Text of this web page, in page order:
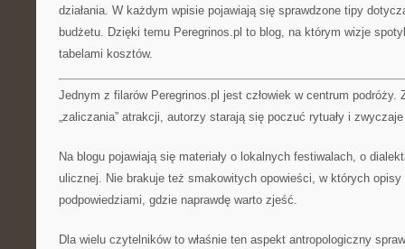
działania. W każdym wpisie pojawiają się sprawdzone tipy
budżetu. Dzięki temu Peregrinos.pl to blog, na którym wizje
tabelami kosztów.
Jednym z filarów Peregrinos.pl jest człowiek w centrum podróży.
„zaliczania” atrakcji, autorzy starają się poczuć rytuały i
Na blogu pojawiają się materiały o lokalnych festiwalach, o
ulicznej. Nie brakuje też smakowitych opowieści, w których
podpowiedziami, gdzie naprawdę warto zjeść.
Dla wielu czytelników to właśnie ten aspekt antropologiczny